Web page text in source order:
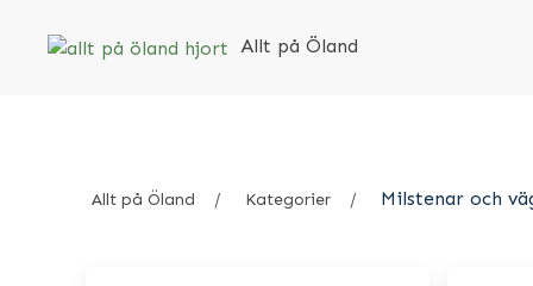
Allt på Öland
Allt på Öland Kategorier Milstenar och